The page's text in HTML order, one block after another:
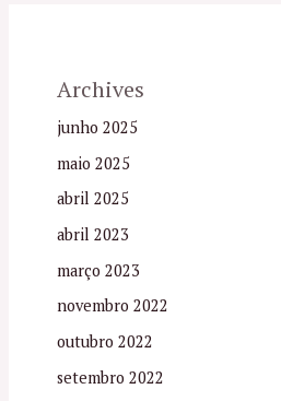
Archives
junho 2025
maio 2025
abril 2025
abril 2023
março 2023
novembro 2022
outubro 2022
setembro 2022